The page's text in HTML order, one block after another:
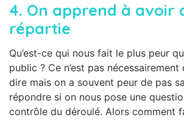
4. On apprend à avoir
répartie
Qu’est-ce qui nous fait le plus peur
public ? Ce n’est pas nécessairement
dire mais on a souvent peur de pas
répondre si on nous pose une
contrôle du déroulé. Alors comment